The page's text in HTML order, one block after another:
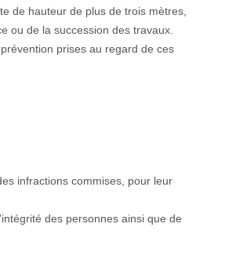
de hauteur de plus de trois mètres,
ou de la succession des travaux.
prises au regard de ces
infractions commises, pour leur
des personnes ainsi que de